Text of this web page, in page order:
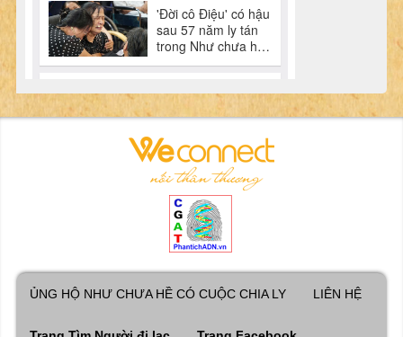
ỦNG HỘ NHƯ CHƯA HỀ CÓ CUỘC CHIA LY LIÊN HỆ